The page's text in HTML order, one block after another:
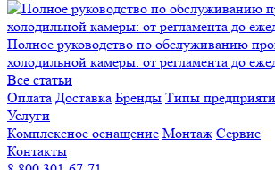
Полное руководство по обслуживанию
холодильной камеры: от регламента до
Все статьи
Оплата Доставка Бренды Типы
Услуги
Комплексное оснащение Монтаж Сервис
Контакты